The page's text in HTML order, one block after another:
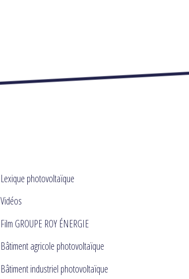
Lexique photovoltaïque
Vidéos
Film GROUPE ROY ÉNERGIE
Bâtiment agricole photovoltaïque
Bâtiment industriel photovoltaïque